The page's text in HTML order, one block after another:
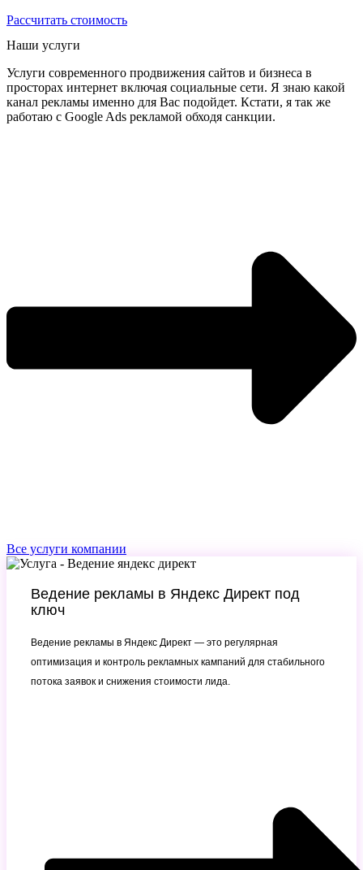
Рассчитать стоимость
Наши услуги
Услуги современного продвижения сайтов и бизнеса в
просторах интернет включая социальные сети. Я знаю какой
канал рекламы именно для Вас подойдет. Кстати, я так же
работаю с Google Ads рекламой обходя санкции.
Все услуги компании
Ведение рекламы в Яндекс Директ под
ключ
Ведение рекламы в Яндекс Директ — это регулярная
оптимизация и контроль рекламных кампаний для стабильного
потока заявок и снижения стоимости лида.